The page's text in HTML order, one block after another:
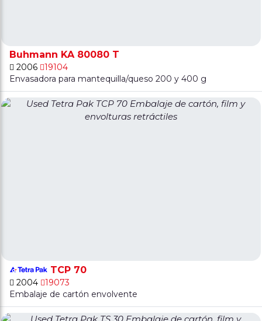
Buhmann KA 80080 T
2006
19104
Envasadora para mantequilla/queso 200 y 400 g
TCP 70
2004
19073
Embalaje de cartón envolvente